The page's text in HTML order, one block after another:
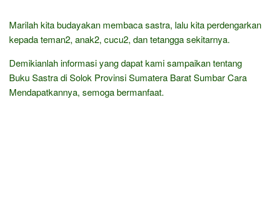
Marilah kita budayakan membaca sastra, lalu kita perdengarkan
kepada teman2, anak2, cucu2, dan tetangga sekitarnya.
Demikianlah informasi yang dapat kami sampaikan tentang
Buku Sastra di Solok Provinsi Sumatera Barat Sumbar Cara
Mendapatkannya, semoga bermanfaat.